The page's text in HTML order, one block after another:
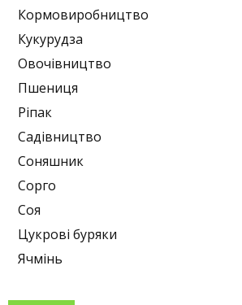
Кормовиробництво
Кукурудза
Овочівництво
Пшениця
Ріпак
Садівництво
Соняшник
Сорго
Соя
Цукрові буряки
Ячмінь